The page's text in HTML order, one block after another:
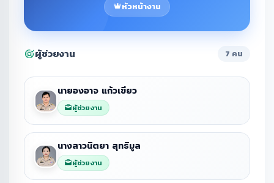
หัวหน้างาน
ผู้ช่วยงาน 7 คน
นายองอาจ แก้วเขียว
ผู้ช่วยงาน
นางสาวนิตยา สุทธิมูล
ผู้ช่วยงาน